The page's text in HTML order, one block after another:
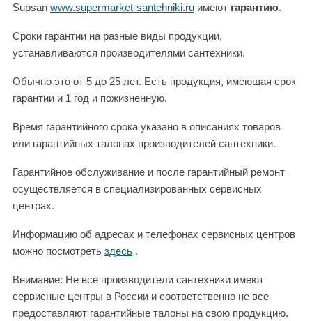
Supsan www.supermarket-santehniki.ru имеют гарантию.
Сроки гарантии на разные виды продукции,
устанавливаются производителями сантехники.
Обычно это от 5 до 25 лет. Есть продукция, имеющая срок
гарантии и 1 год и пожизненную.
Время гарантийного срока указано в описаниях товаров
или гарантийных талонах производителей сантехники.
Гарантийное обслуживание и после гарантийный ремонт
осуществляется в специализированных сервисных
центрах.
Информацию об адресах и телефонах сервисных центров
можно посмотреть здесь .
Внимание: Не все производители сантехники имеют
сервисные центры в России и соответственно не все
предоставляют гарантийные талоны на свою продукцию.